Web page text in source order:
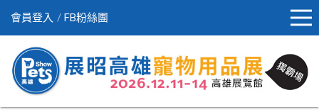
會員登入 FB粉絲團